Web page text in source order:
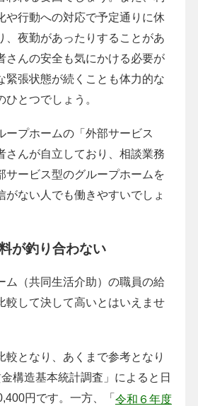
や行動への対応で予定通りに休
、夜勤があったりすることがあ
さんの安全も気にかける必要が
緊張状態が続くことも体力的な
とつでしょう。
ープホームの「外部サービス
さんが自立しており、相談業務
サービス型のグループホームを
がない人でも働きやすいでしょ
が釣り合わない
ム（共同生活介助）の職員の給
較して決して高いとはいえませ
較となり、あくまで参考となり
構造基本統計調査」によると日
円です。一方、「令和６年度